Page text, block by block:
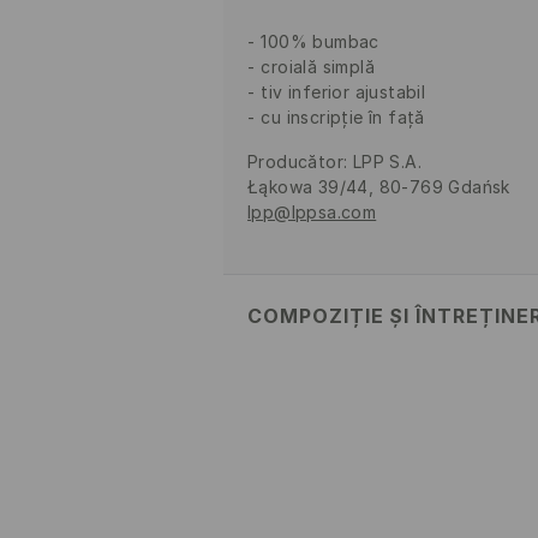
100% bumbac
croială simplă
tiv inferior ajustabil
cu inscripție în față
Producător: LPP S.A.
Łąkowa 39/44, 80-769 Gdańsk
lpp@lppsa.com
COMPOZIȚIE ȘI